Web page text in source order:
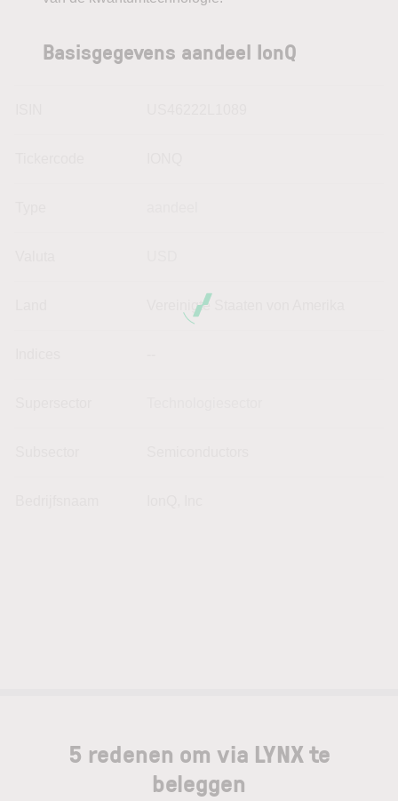
Basisgegevens aandeel IonQ
Vereinigte Staaten von Amerika
5 redenen om via LYNX te
beleggen